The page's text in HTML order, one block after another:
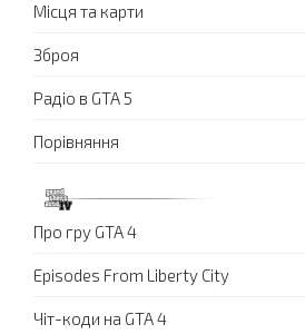
Місця та карти
Зброя
Радіо в GTA 5
Порівняння
Про гру GTA 4
Episodes From Liberty City
Чіт-коди на GTA 4